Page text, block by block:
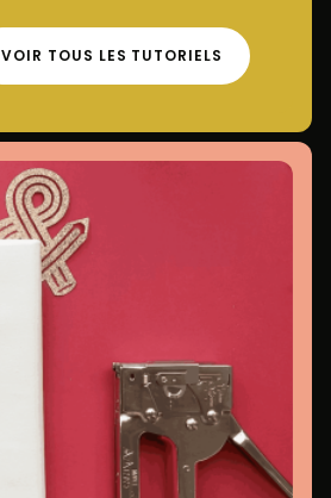
VOIR TOUS LES TUTORIELS